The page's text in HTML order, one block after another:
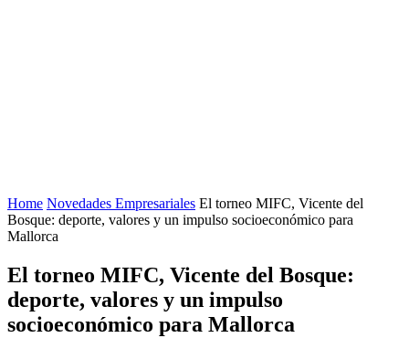
Home Novedades Empresariales El torneo MIFC, Vicente del
Bosque: deporte, valores y un impulso socioeconómico para
Mallorca
El torneo MIFC, Vicente del Bosque:
deporte, valores y un impulso
socioeconómico para Mallorca